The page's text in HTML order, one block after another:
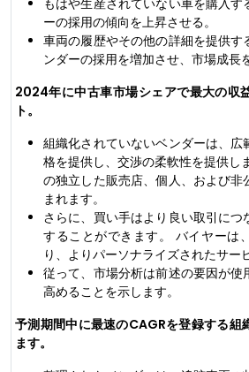
もはや生産されていない車を購入
ーの採用の傾向を上昇させる。
車両の履歴やその他の詳細を提供
ンダーの採用を増加させ、市場成長
2024年に中古車市場シェアで最大の収
ト。
組織化されていないベンダーは、広
格を提供し、交渉の柔軟性を提供し
の独立した販売店、個人、および非
まれます。
さらに、買い手はより良い取引に
することができます。 バイヤーは
り、よりパーソナライズされたサー
従って、市場分析は前述の要因が使
高めることを示します。
予測期間中に最速のCAGRを登録する組
ます。